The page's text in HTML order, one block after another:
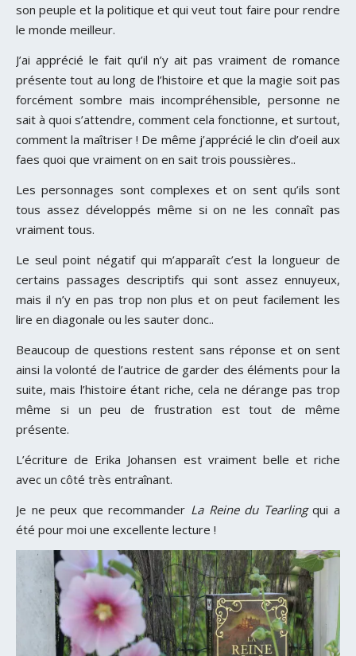
son peuple et la politique et qui veut tout faire pour rendre
le monde meilleur.
J’ai apprécié le fait qu’il n’y ait pas vraiment de romance
présente tout au long de l’histoire et que la magie soit pas
forcément sombre mais incompréhensible, personne ne
sait à quoi s’attendre, comment cela fonctionne, et surtout,
comment la maîtriser ! De même j’apprécié le clin d’oeil aux
faes quoi que vraiment on en sait trois poussières..
Les personnages sont complexes et on sent qu’ils sont
tous assez développés même si on ne les connaît pas
vraiment tous.
Le seul point négatif qui m’apparaît c’est la longueur de
certains passages descriptifs qui sont assez ennuyeux,
mais il n’y en pas trop non plus et on peut facilement les
lire en diagonale ou les sauter donc..
Beaucoup de questions restent sans réponse et on sent
ainsi la volonté de l’autrice de garder des éléments pour la
suite, mais l’histoire étant riche, cela ne dérange pas trop
même si un peu de frustration est tout de même
présente.
L’écriture de Erika Johansen est vraiment belle et riche
avec un côté très entraînant.
Je ne peux que recommander La Reine du Tearlingqui a
été pour moi une excellente lecture !